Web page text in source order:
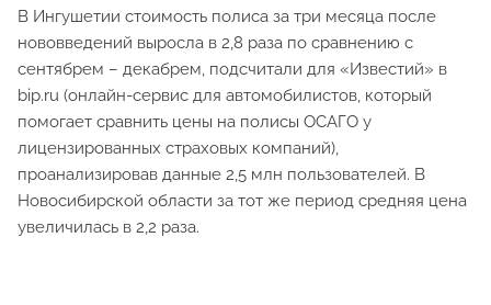
В Ингушетии стоимость полиса за три месяца после
нововведений выросла в 2,8 раза по сравнению с
сентябрем – декабрем, подсчитали для «Известий» в
bip.ru (онлайн-сервис для автомобилистов, который
помогает сравнить цены на полисы ОСАГО у
лицензированных страховых компаний),
проанализировав данные 2,5 млн пользователей. В
Новосибирской области за тот же период средняя цена
увеличилась в 2,2 раза.